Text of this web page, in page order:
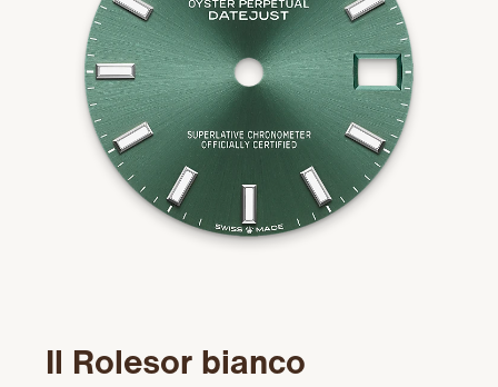
Il Rolesor bianco